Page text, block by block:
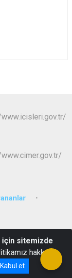
Diyarbakır
sitemizde
hakkında
Kabul et